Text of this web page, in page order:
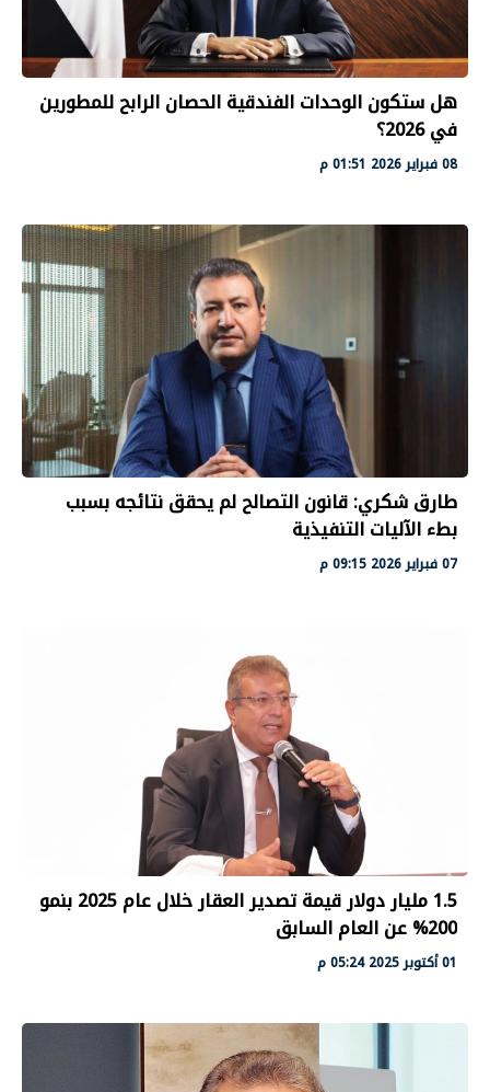
هل ستكون الوحدات الفندقية الحصان الرابح للمطورين
في 2026؟
08 فبراير 2026 01:51 م
طارق شكري: قانون التصالح لم يحقق نتائجه بسبب
بطء الآليات التنفيذية
07 فبراير 2026 09:15 م
1.5 مليار دولار قيمة تصدير العقار خلال عام 2025 بنمو
200% عن العام السابق
01 أكتوبر 2025 05:24 م